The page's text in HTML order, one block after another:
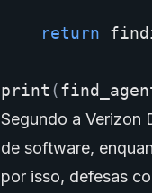
return
print (
Segundo a Verizon
de software,
por isso, defesas